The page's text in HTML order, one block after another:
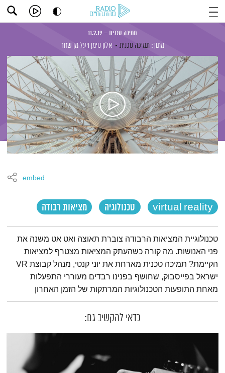
תמיכה טכנית – 11.2.19
מתוך: תמיכה טכנית אלון נוימן ויעל מן שחר
virtual reality טכנולוגיה מציאות רבודה
embed
תמצית הפודקאסט
טכנולוגיית המציאות הרבודה צוברת תאוצה ואט אט משנה את
פני האנושות. מה קורה כשהעתק המציאות מצטרף למציאות
הקיימת? תמיכה טכנית מארחת את יוני קנטי, מנהל קבוצת VR
ישראל בפייסבוק, שחושף בפנינו רבדים מעוררי התפעלות
מאחת התופעות הטכנולוגיות המרתקות של הזמן האחרון
כדאי להקשיב גם: